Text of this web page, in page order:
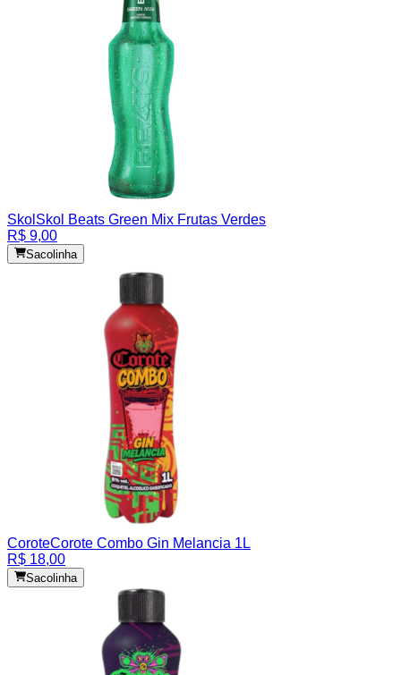
Skol Skol Beats Green Mix Frutas Verdes
R$ 9,00
Sacolinha
CoroteCorote Combo Gin Melancia 1L
R$ 18,00
Sacolinha